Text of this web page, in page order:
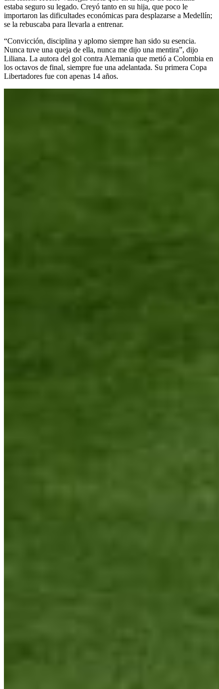
estaba seguro su legado. Creyó tanto en su hija, que poco le
importaron las dificultades económicas para desplazarse a Medellín;
se la rebuscaba para llevarla a entrenar.
“Convicción, disciplina y aplomo siempre han sido su esencia.
Nunca tuve una queja de ella, nunca me dijo una mentira”, dijo
Liliana. La autora del gol contra Alemania que metió a Colombia en
los octavos de final, siempre fue una adelantada. Su primera Copa
Libertadores fue con apenas 14 años.